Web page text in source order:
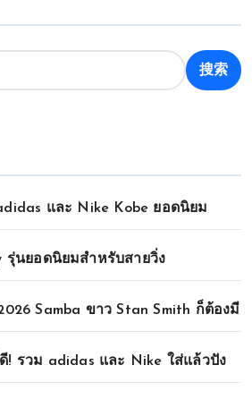
搜索
และ Nike Kobe ยอดนิยม
รุ่นยอดนิยมสำหรับสายวิ่ง
Samba ขาว Stan Smith ก็ต้องมี
! รวม adidas และ Nike ใส่แล้วปัง